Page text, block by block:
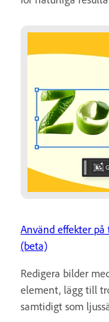
Använd effekter
(beta)
Redigera bilder
element, lägg till
samtidigt som